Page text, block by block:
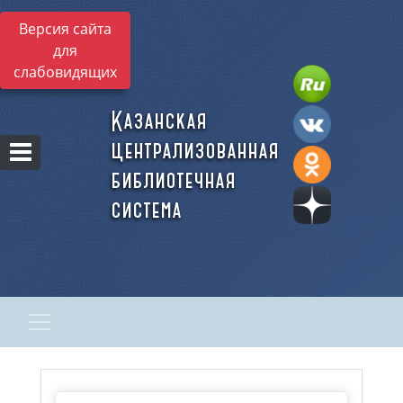
Версия сайта
для
слабовидящих
Казанская
централизованная
библиотечная
система